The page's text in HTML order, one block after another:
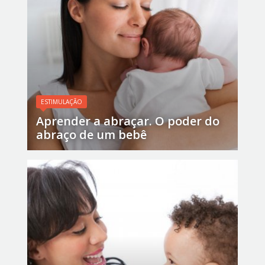
ESTIMULAÇÃO
Aprender a abraçar. O poder do
abraço de um bebê